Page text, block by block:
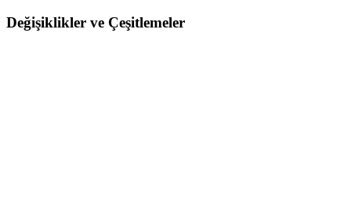
Değişiklikler ve Çeşitlemeler